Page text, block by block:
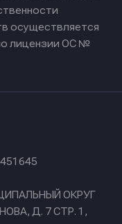
осуществляется
лицензии ОС №
ОКРУГ
Д. 7 СТР. 1,